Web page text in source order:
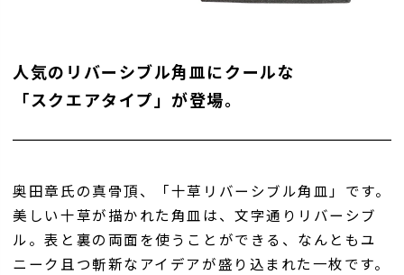
人気のリバーシブル角皿にクールな
「スクエアタイプ」が登場。
奥田章氏の真骨頂、「十草リバーシブル角皿」です。
美しい十草が描かれた角皿は、文字通りリバーシブ
ル。表と裏の両面を使うことができる、なんともユ
ニーク且つ斬新なアイデアが盛り込まれた一枚です。